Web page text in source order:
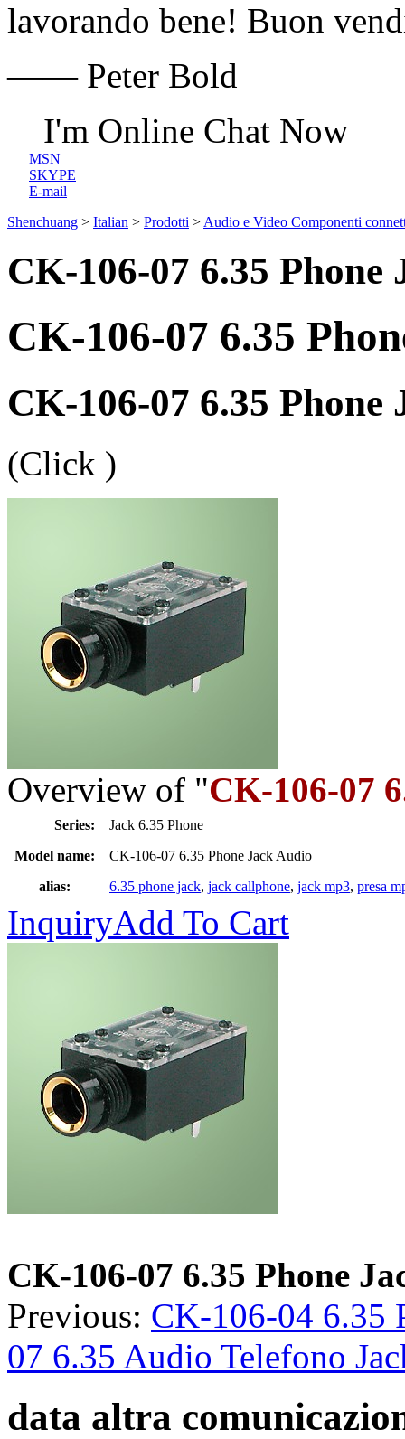
lavorando bene! Buon
—— Peter Bold
I'm Online Chat Now
MSN
SKYPE
E-mail
Shenchuang > Italian > Prodotti > Audio e Video Componenti
CK-106-07 6.35 Phone
CK-106-07 6.35
CK-106-07 6.35 Phone
(Click )
Overview of "CK-106-07
Series:
Jack 6.35 Phone
Model name:
CK-106-07 6.35 Phone Jack Audio
alias:
6.35 phone jack, jack callphone, jack mp3, presa
InquiryAdd To Cart
CK-106-07 6.35 Phone
Previous: CK-106-04 6.35
07 6.35 Audio Telefono
data altra